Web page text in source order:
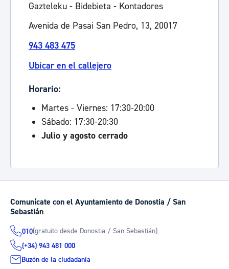
Gazteleku - Bidebieta - Kontadores
Avenida de Pasai San Pedro, 13, 20017
943 483 475
Ubicar en el callejero
Horario:
Martes - Viernes: 17:30-20:00
Sábado: 17:30-20:30
Julio y agosto cerrado
Comunícate con el Ayuntamiento de Donostia / San
Sebastián
010(gratuito desde Donostia / San Sebastián)
(+34) 943 481 000
Buzón de la ciudadanía